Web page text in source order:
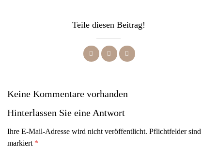
Teile diesen Beitrag!
Keine Kommentare vorhanden
Hinterlassen Sie eine Antwort
Ihre E-Mail-Adresse wird nicht veröffentlicht. Pflichtfelder sind
markiert *